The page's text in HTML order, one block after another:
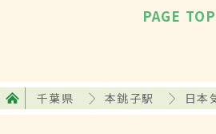
PAGE TOP
千葉県 本銚子駅 日本